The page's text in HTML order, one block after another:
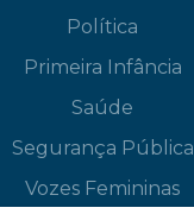
Política
Primeira Infância
Saúde
Segurança Pública
Vozes Femininas